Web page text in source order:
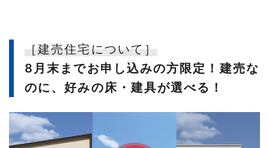
［建売住宅について］
8月末までお申し込みの方限定！建売な
のに、好みの床・建具が選べる！